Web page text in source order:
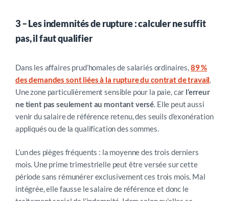
3 – Les indemnités de rupture:calculer ne suffit
pas, il faut qualifier
Dans les affaires prud’homales de salariés ordinaires, 89 %
des demandes sont liées à la rupture du contrat de travail
Une zone particulièrement sensible pour la paie, car l‘erreur
ne tient pas seulement au montant versé . Elle peut aussi
venir du salaire de référence retenu, des seuils d’exonération
appliqués ou de la qualification des sommes.
L’un des pièges fréquents : la moyenne des trois derniers
mois. Une prime trimestrielle peut être versée sur cette
période sans rémunérer exclusivement ces trois mois. Mal
intégrée, elle fausse le salaire de référence et donc le